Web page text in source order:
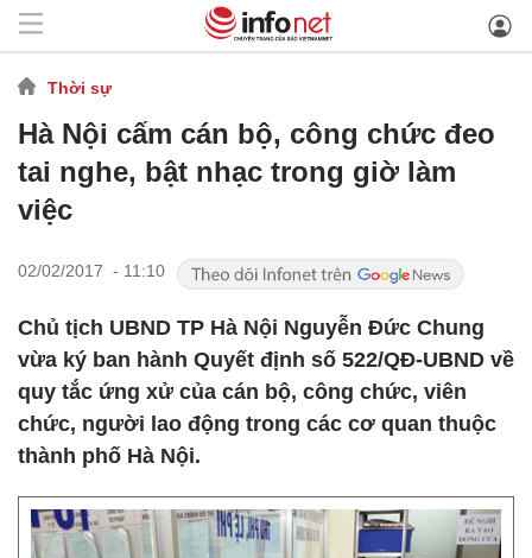
Thời sự
Hà Nội cấm cán bộ, công chức đeo
tai nghe, bật nhạc trong giờ làm
việc
02/02/2017 - 11:10
Chủ tịch UBND TP Hà Nội Nguyễn Đức Chung
vừa ký ban hành Quyết định số 522/QĐ-UBND về
quy tắc ứng xử của cán bộ, công chức, viên
chức, người lao động trong các cơ quan thuộc
thành phố Hà Nội.